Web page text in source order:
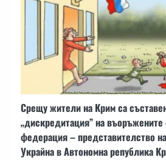
Срещу жители на Крим са
„дискредитация” на въоръжените
федерация – представителство
Украйна в Автономна република